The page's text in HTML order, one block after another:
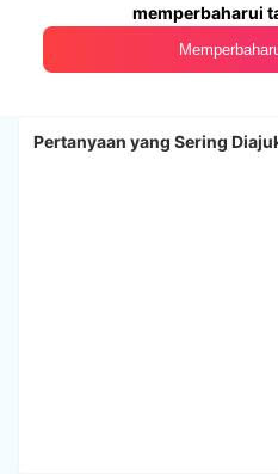
memperbaharui
Pertanyaan yang Sering